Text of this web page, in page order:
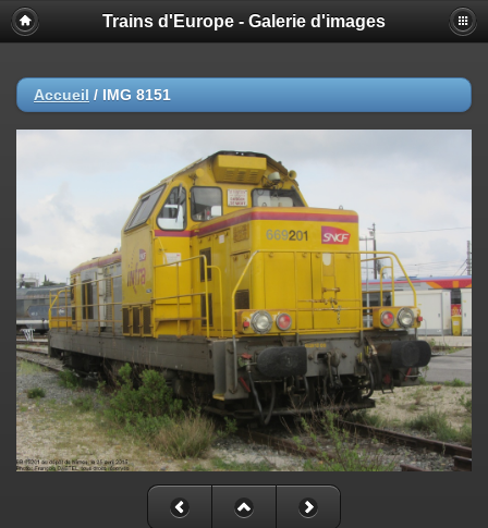
Trains d'Europe - Galerie d'images
Accueil / IMG 8151